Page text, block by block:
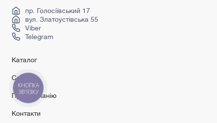
Сірі міжкімнатні двері
пр. Голосіївський 17
вул. Златоустівська 55
Viber
Telegram
Каталог
Сервіс
Про компанію
Контакти
КНОПКА
ЗВ'ЯЗКУ